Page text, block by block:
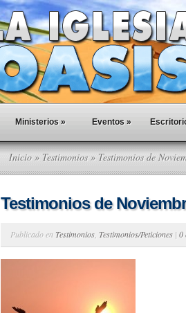
Ministerios » Eventos »
Inicio » Testimonios» Testimonios de
Testimonios de
Publicado en Testimonios Testimonios/Peticiones | 0